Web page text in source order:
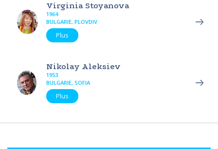
Virginia Stoyanova
1964
BULGARIE, PLOVDIV
Plus
Nikolay Aleksiev
1953
BULGARIE, SOFIA
Plus